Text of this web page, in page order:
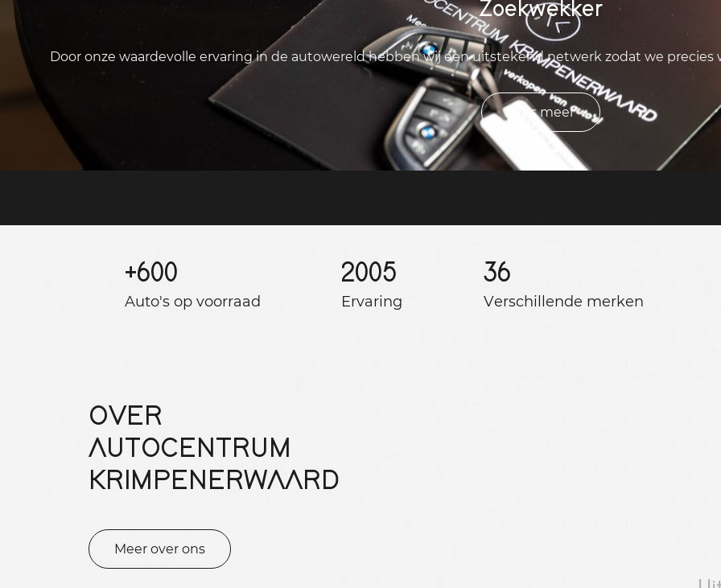
Zoekwekker
Door onze waardevolle ervaring in de autowereld hebben wij een uitstekend netwerk zodat we
Lees meer
+600
Auto's op voorraad
2005
Ervaring
36
Verschillende merken
OVER
AUTOCENTRUM
KRIMPENERWAARD
Meer over ons